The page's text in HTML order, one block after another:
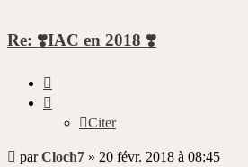
Re: ❣️IAC en 2018 ❣️
Citer
Message
parCloch7 » 20 févr. 2018 à 08:45